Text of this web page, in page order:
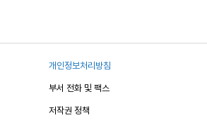
개인정보처리방침
부서 전화 및 팩스
저작권 정책